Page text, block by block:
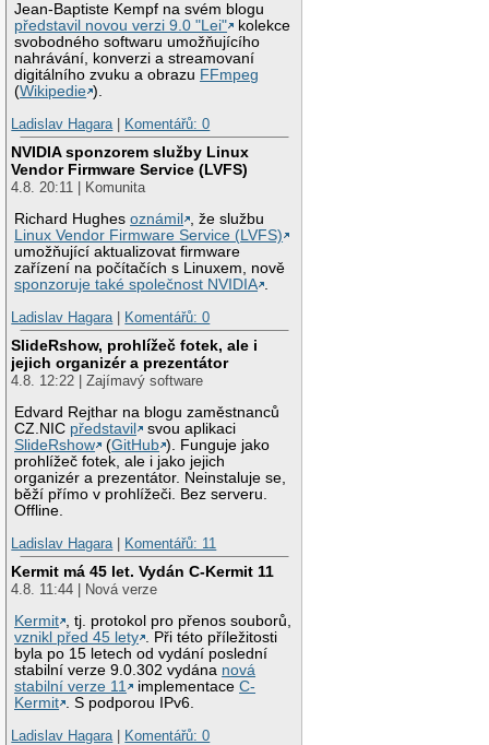
Jean-Baptiste Kempf na svém blogu
představil novou verzi 9.0 "Lei"
kolekce
svobodného softwaru umožňujícího
nahrávání, konverzi a streamovaní
digitálního zvuku a obrazu FFmpeg
(Wikipedie ).
Ladislav Hagara
Komentářů: 0
NVIDIA sponzorem služby Linux
Vendor Firmware Service (LVFS)
4.8. 20:11 | Komunita
Richard Hughesoznámil
, že službu
Linux Vendor Firmware Service (LVFS)
umožňující aktualizovat firmware
zařízení na počítačích s Linuxem, nově
sponzoruje také společnost NVIDIA .
Ladislav Hagara | Komentářů: 0
SlideRshow, prohlížeč fotek, ale i
jejich organizér a prezentátor
4.8. 12:22 | Zajímavý software
Edvard Rejthar na blogu zaměstnanců
CZ.NIC představil
svou aplikaci
SlideRshow
(GitHub ). Funguje jako
prohlížeč fotek, ale i jako jejich
organizér a prezentátor. Neinstaluje se,
běží přímo v prohlížeči. Bez serveru.
Offline.
Ladislav Hagara | Komentářů: 11
Kermit má 45 let. Vydán C-Kermit 11
4.8. 11:44 | Nová verze
Kermit , tj. protokol pro přenos souborů,
vznikl před 45 lety . Při této příležitosti
byla po 15 letech od vydání poslední
stabilní verze 9.0.302 vydána nová
stabilní verze 11
implementaceC-
Kermit . S podporou IPv6.
Ladislav Hagara | Komentářů: 0